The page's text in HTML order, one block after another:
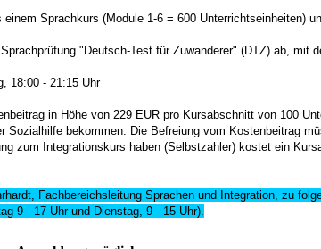
Sprachkurs (Module 1-6 = 600 Unterrichtseinheiten)
"Deutsch-Test für Zuwanderer" (DTZ) ab,
18:00 - 21:15 Uhr
in Höhe von 229 EUR pro Kursabschnitt von 100
Sozialhilfe bekommen. Die Befreiung vom Kostenbeitrag
zum Integrationskurs haben (Selbstzahler) kostet ein
Fachbereichsleitung Sprachen und Integration, zu
9 - 17 Uhr und Dienstag, 9 - 15 Uhr).